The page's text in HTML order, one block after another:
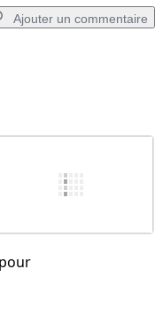
Ajouter un commentaire
un commentaire